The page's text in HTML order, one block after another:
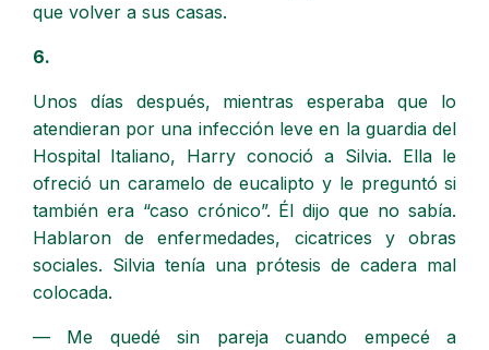
que volver a sus casas.
6.
Unos días después, mientras esperaba que lo
atendieran por una infección leve en la guardia del
Hospital Italiano, Harry conoció a Silvia. Ella le
ofreció un caramelo de eucalipto y le preguntó si
también era “caso crónico”. Él dijo que no sabía.
Hablaron de enfermedades, cicatrices y obras
sociales. Silvia tenía una prótesis de cadera mal
colocada.
— Me quedé sin pareja cuando empecé a